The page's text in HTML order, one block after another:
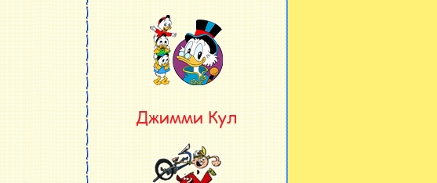
Джимми Кул